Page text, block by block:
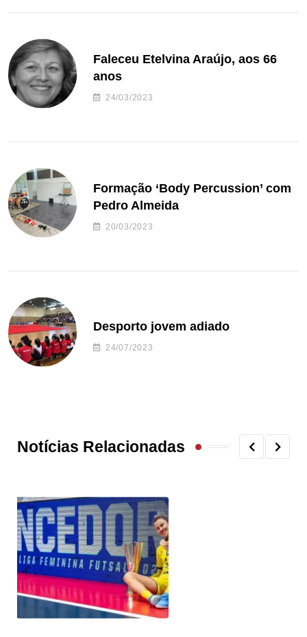
Faleceu Etelvina Araújo, aos 66
anos
24/03/2023
Formação ‘Body Percussion’ com
Pedro Almeida
20/03/2023
Desporto jovem adiado
24/07/2023
Notícias Relacionadas